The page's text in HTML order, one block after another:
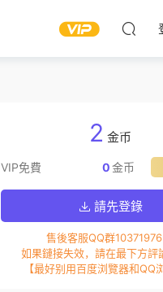
2 金币
VIP免費 0金币
請先登錄
售後客服QQ群
如果鏈接失效，請在最下方評
【最好别用百度浏覽器和QQ